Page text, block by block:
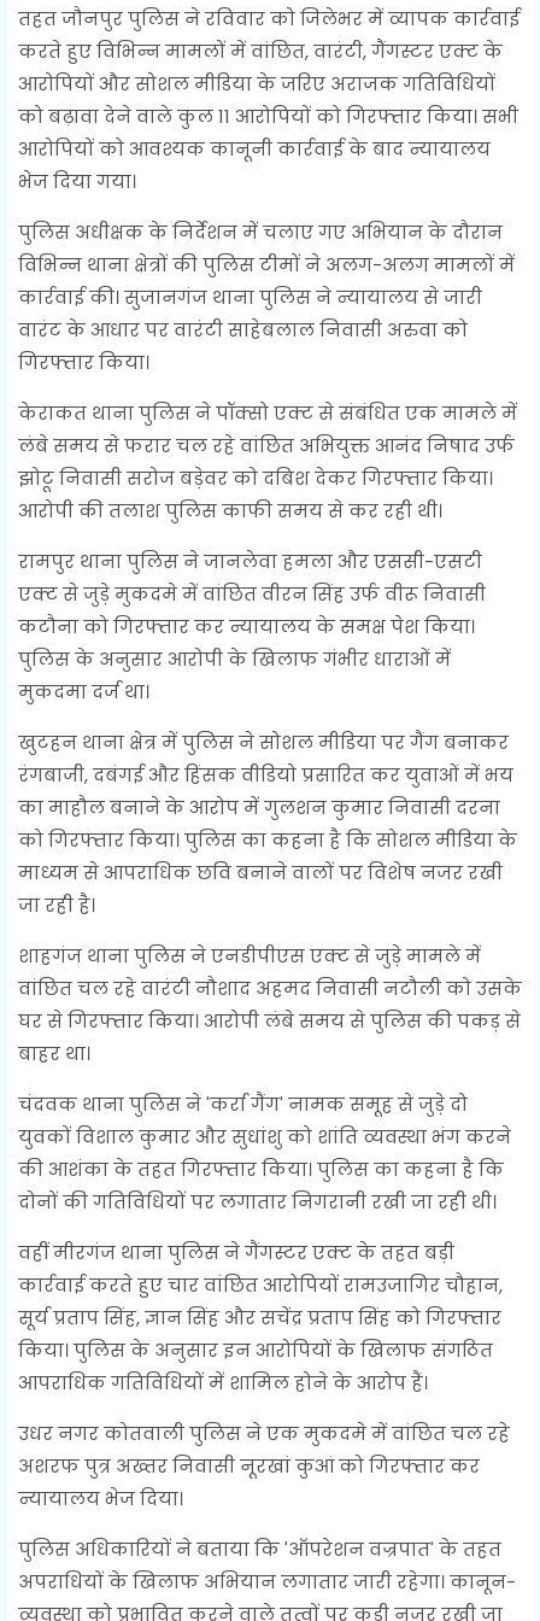
तहत जौनपुर पुलिस ने रविवार को जिलेभर में व्यापक कार्रवाई
करते हुए विभिन्न मामलों में वांछित, वारंटी, गैंगस्टर एक्ट के
आरोपियों और सोशल मीडिया के जरिए अराजक गतिविधियों
को बढ़ावा देने वाले कुल 11 आरोपियों को गिरफ्तार किया। सभी
आरोपियों को आवश्यक कानूनी कार्रवाई के बाद न्यायालय
भेज दिया गया।
पुलिस अधीक्षक के निर्देशन में चलाए गए अभियान के दौरान
विभिन्न थाना क्षेत्रों की पुलिस टीमों ने अलग-अलग मामलों में
कार्रवाई की। सुजानगंज थाना पुलिस ने न्यायालय से जारी
वारंट के आधार पर वारंटी साहेबलाल निवासी अरुवा को
गिरफ्तार किया।
केराकत थाना पुलिस ने पॉक्सो एक्ट से संबंधित एक मामले में
लंबे समय से फरार चल रहे वांछित अभियुक्त आनंद निषाद उर्फ
झोटू निवासी सरोज बड़ेवर को दबिश देकर गिरफ्तार किया।
आरोपी की तलाश पुलिस काफी समय से कर रही थी।
रामपुर थाना पुलिस ने जानलेवा हमला और एससी-एसटी
एक्ट से जुड़े मुकदमे में वांछित वीरन सिंह उर्फ वीरू निवासी
कटौना को गिरफ्तार कर न्यायालय के समक्ष पेश किया।
पुलिस के अनुसार आरोपी के खिलाफ गंभीर धाराओं में
मुकदमा दर्ज था।
खुटहन थाना क्षेत्र में पुलिस ने सोशल मीडिया पर गैंग बनाकर
रंगबाजी, दबंगई और हिंसक वीडियो प्रसारित कर युवाओं में भय
का माहौल बनाने के आरोप में गुलशन कुमार निवासी दरना
को गिरफ्तार किया। पुलिस का कहना है कि सोशल मीडिया के
माध्यम से आपराधिक छवि बनाने वालों पर विशेष नजर रखी
जा रही है।
शाहगंज थाना पुलिस ने एनडीपीएस एक्ट से जुड़े मामले में
वांछित चल रहे वारंटी नौशाद अहमद निवासी नटौली को उसके
घर से गिरफ्तार किया। आरोपी लंबे समय से पुलिस की पकड़ से
बाहर था।
चंदवक थाना पुलिस ने 'कर्रा गैंग' नामक समूह से जुड़े दो
युवकों विशाल कुमार और सुधांशु को शांति व्यवस्था भंग करने
की आशंका के तहत गिरफ्तार किया। पुलिस का कहना है कि
दोनों की गतिविधियों पर लगातार निगरानी रखी जा रही थी।
वहीं मीरगंज थाना पुलिस ने गैंगस्टर एक्ट के तहत बड़ी
कार्रवाई करते हुए चार वांछित आरोपियों रामउजागिर चौहान,
सूर्य प्रताप सिंह, ज्ञान सिंह और सचेंद्र प्रताप सिंह को गिरफ्तार
किया। पुलिस के अनुसार इन आरोपियों के खिलाफ संगठित
आपराधिक गतिविधियों में शामिल होने के आरोप हैं।
उधर नगर कोतवाली पुलिस ने एक मुकदमे में वांछित चल रहे
अशरफ पुत्र अख्तर निवासी नूरखां कुआं को गिरफ्तार कर
न्यायालय भेज दिया।
पुलिस अधिकारियों ने बताया कि 'ऑपरेशन वज्रपात' के तहत
अपराधियों के खिलाफ अभियान लगातार जारी रहेगा। कानून-
व्यवस्था को प्रभावित करने वाले तत्वों पर कड़ी नजर रखी जा